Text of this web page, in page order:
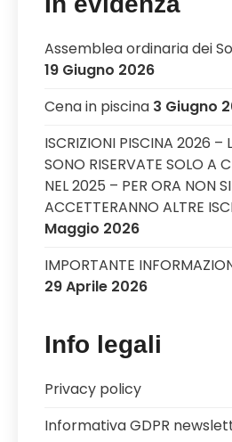
Assemblea ordinaria dei
19 Giugno 2026
Cena in piscina 3 Giugno
ISCRIZIONI PISCINA 2026 –
SONO RISERVATE SOLO A
NEL 2025 – PER ORA NON SI
ACCETTERANNO ALTRE
Maggio 2026
IMPORTANTE
29 Aprile 2026
Info legali
Privacy policy
Informativa GDPR